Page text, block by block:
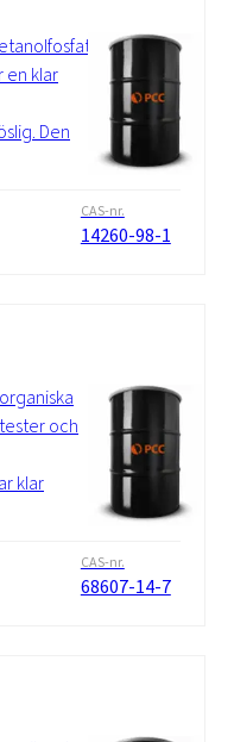
en klar
Den
CAS-nr.
14260-98-1
och
klar
CAS-nr.
68607-14-7